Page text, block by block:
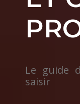
Le guide
saisir